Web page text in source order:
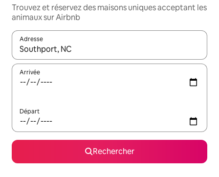
Trouvez et réservez des maisons uniques acceptant les
animaux sur Airbnb
Adresse
Lorsque les résultats s'affichent, utilisez les flèches vers le
Arrivée
Départ
Rechercher